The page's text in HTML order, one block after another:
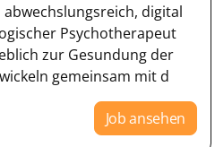
digital
Psychotherapeut
zur Gesundung der
gemeinsam mit d
Job ansehen